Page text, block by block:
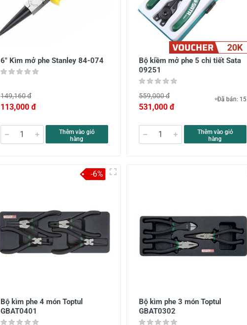
6" Kìm mở phe Stanley 84-074
149,160 đ
113,000 đ
Thêm vào giỏ
hàng
20K
Bộ kiềm mở phe 5 chi tiết Sata
09251
559,000 đ
531,000 đ
Đã bán: 15
Thêm vào giỏ
hàng
Bộ kìm phe 4 món Toptul
GBAT0401
-6%
Bộ kìm phe 3 món Toptul
GBAT0302